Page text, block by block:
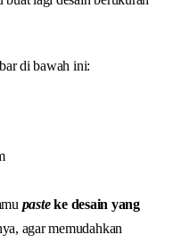
di bawah ini:
pasteke desain yang
agar memudahkan